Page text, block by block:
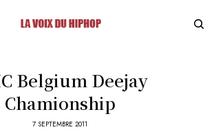
Belgium Deejay
Chamionship
7 SEPTEMBRE 2011